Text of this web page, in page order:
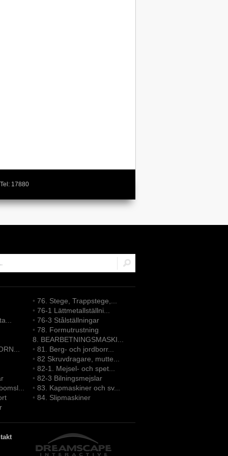
17880
• 76. Stege, Trappstege,...
• 76-1 Lättmetallställni...
• 76-3 Stålställningar
• 78. Formutrustning
8. BEARBETNINGSMASKI...
• 81. Berg- och jordborr...
• 82 Skruvdragare, mutte...
• 82-1. Mejsel- och spet...
• 82-3 Bilningsmejslar
• 83. Kapmaskiner och sv...
• 84. Slipmaskiner